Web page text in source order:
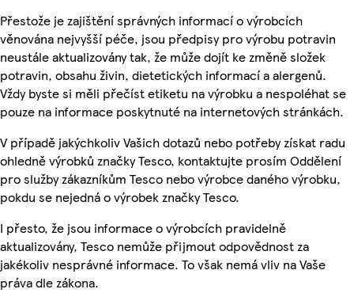
Přestože je zajištění správných informací o výrobcích
věnována nejvyšší péče, jsou předpisy pro výrobu potravin
neustále aktualizovány tak, že může dojít ke změně složek
potravin, obsahu živin, dietetických informací a alergenů.
Vždy byste si měli přečíst etiketu na výrobku a nespoléhat se
pouze na informace poskytnuté na internetových stránkách.
V případě jakýchkoliv Vašich dotazů nebo potřeby získat radu
ohledně výrobků značky Tesco, kontaktujte prosím Oddělení
pro služby zákazníkům Tesco nebo výrobce daného výrobku,
pokdu se nejedná o výrobek značky Tesco.
I přesto, že jsou informace o výrobcích pravidelně
aktualizovány, Tesco nemůže přijmout odpovědnost za
jakékoliv nesprávné informace. To však nemá vliv na Vaše
práva dle zákona.